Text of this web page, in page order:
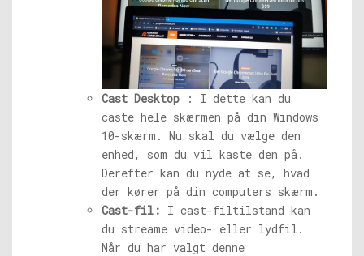
Cast Desktop : I dette kan du
caste hele skærmen på din Windows
10-skærm. Nu skal du vælge den
enhed, som du vil kaste den på.
Derefter kan du nyde at se, hvad
der kører på din computers skærm.
Cast-fil: I cast-filtilstand kan
du streame video- eller lydfil.
Når du har valgt denne